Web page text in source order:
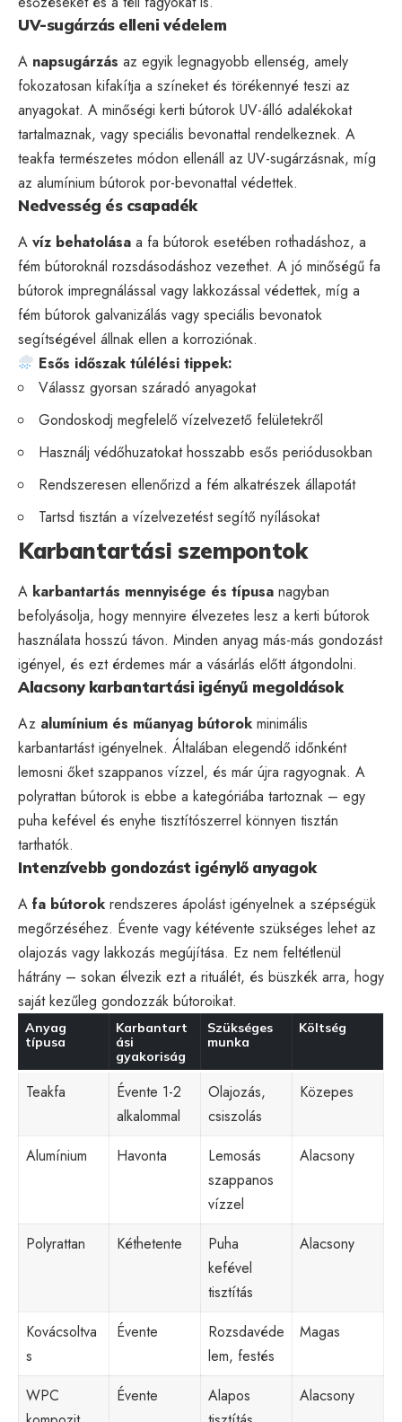
UV-sugárzás elleni védelem
A napsugárzás az egyik legnagyobb ellenség, amely
fokozatosan kifakítja a színeket és törékennyé teszi az
anyagokat. A minőségi kerti bútorok UV-álló adalékokat
tartalmaznak, vagy speciális bevonattal rendelkeznek. A
teakfa természetes módon ellenáll az UV-sugárzásnak, míg
az alumínium bútorok por-bevonattal védettek.
Nedvesség és csapadék
A víz behatolása a fa bútorok esetében rothadáshoz, a
fém bútoroknál rozsdásodáshoz vezethet. A jó minőségű fa
bútorok impregnálással vagy lakkozással védettek, míg a
fém bútorok galvanizálás vagy speciális bevonatok
segítségével állnak ellen a korroziónak.
Esős időszak túlélési tippek:
Válassz gyorsan száradó anyagokat
Gondoskodj megfelelő vízelvezető felületekről
Használj védőhuzatokat hosszabb esős periódusokban
Rendszeresen ellenőrizd a fém alkatrészek állapotát
Tartsd tisztán a vízelvezetést segítő nyílásokat
Karbantartási szempontok
A karbantartás mennyisége és típusa nagyban
befolyásolja, hogy mennyire élvezetes lesz a kerti bútorok
használata hosszú távon. Minden anyag más-más gondozást
igényel, és ezt érdemes már a vásárlás előtt átgondolni.
Alacsony karbantartási igényű megoldások
Az alumínium és műanyag bútorok minimális
karbantartást igényelnek. Általában elegendő időnként
lemosni őket szappanos vízzel, és már újra ragyognak. A
polyrattan bútorok is ebbe a kategóriába tartoznak – egy
puha kefével és enyhe tisztítószerrel könnyen tisztán
tarthatók.
Intenzívebb gondozást igénylő anyagok
A fa bútorok rendszeres ápolást igényelnek a szépségük
megőrzéséhez. Évente vagy kétévente szükséges lehet az
olajozás vagy lakkozás megújítása. Ez nem feltétlenül
hátrány – sokan élvezik ezt a rituálét, és büszkék arra, hogy
saját kezűleg gondozzák bútoroikat.
Anyag
típusa
Karbantart
ási
gyakoriság
Szükséges
munka
Költség
Teakfa
Évente 1-2
alkalommal
Olajozás,
csiszolás
Közepes
Alumínium Havonta
Lemosás
szappanos
vízzel
Alacsony
Polyrattan Kéthetente
Puha
kefével
tisztítás
Alacsony
Kovácsoltva
s
Évente
Rozsdavéde
lem, festés
Magas
WPC
Évente
Alapos
Alacsony